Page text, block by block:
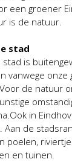
een groener
is de natuur.
stad
is
vanwege onze
de natuur
in
Aan de
poelen,
en tuinen.